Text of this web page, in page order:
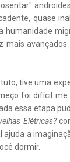
quase
mais
tive uma
foi difícil
essa etapa
Elétricas?
a
dormir.